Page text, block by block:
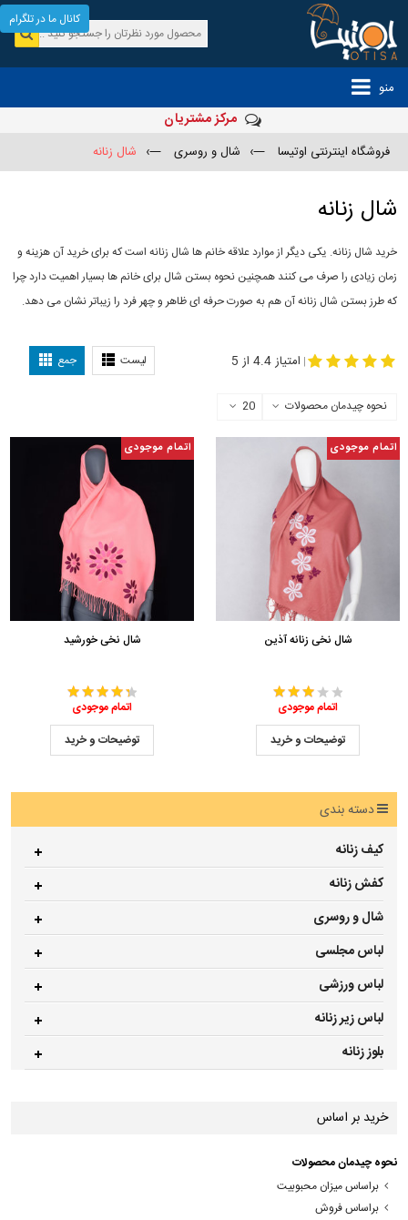
منو
مرکز مشتریان
فروشگاه اینترنتی اوتیسا —› شال و روسری —› شال زنانه
شال زنانه
خرید شال زنانه. یکی دیگر از موارد علاقه خانم ها شال زنانه است که برای خرید آن هزینه و
زمان زیادی را صرف می کنند همچنین نحوه بستن شال برای خانم ها بسیار اهمیت دارد چرا
که طرز بستن شال زنانه آن هم به صورت حرفه ای ظاهر و چهر فرد را زیباتر نشان می دهد.
لیست جمع | امتیاز 4.4 از 5
نحوه چیدمان محصولات 20
اتمام موجودی
شال نخی زنانه آذین
اتمام موجودی
توضیحات و خرید
اتمام موجودی
شال نخی خورشید
اتمام موجودی
توضیحات و خرید
دسته بندی
کیف زنانه
کفش زنانه
شال و روسری
لباس مجلسی
لباس ورزشی
لباس زیر زنانه
بلوز زنانه
خرید بر اساس
نحوه چیدمان محصولات
براساس میزان محبوبیت
براساس فروش
کانال ما در تلگرام